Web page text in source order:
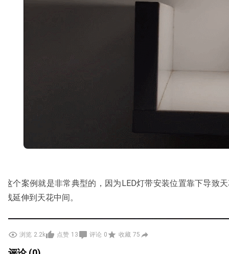
这个案例就是非常典型的，因为LED灯带安装位置靠下导致
线延伸到天花中间。
浏览 2.2k 点赞 13 评论 0 收藏 75